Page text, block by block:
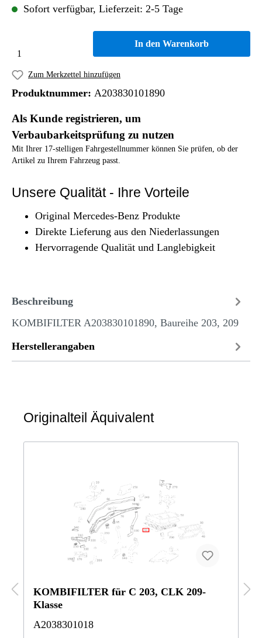
Sofort verfügbar, Lieferzeit: 2-5 Tage
In den Warenkorb
Zum Merkzettel hinzufügen
Produktnummer: A203830101890
Als Kunde registrieren, um
Verbaubarkeitsprüfung zu nutzen
Mit Ihrer 17-stelligen Fahrgestellnummer können Sie prüfen, ob der
Artikel zu Ihrem Fahrzeug passt.
Unsere Qualität - Ihre Vorteile
Original Mercedes-Benz Produkte
Direkte Lieferung aus den Niederlassungen
Hervorragende Qualität und Langlebigkeit
Beschreibung
KOMBIFILTER A203830101890, Baureihe 203, 209
Herstellerangaben
Originalteil Äquivalent
KOMBIFILTER für C 203, CLK 209-
Klasse
A2038301018